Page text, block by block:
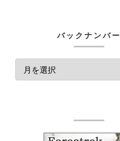
バックナンバー